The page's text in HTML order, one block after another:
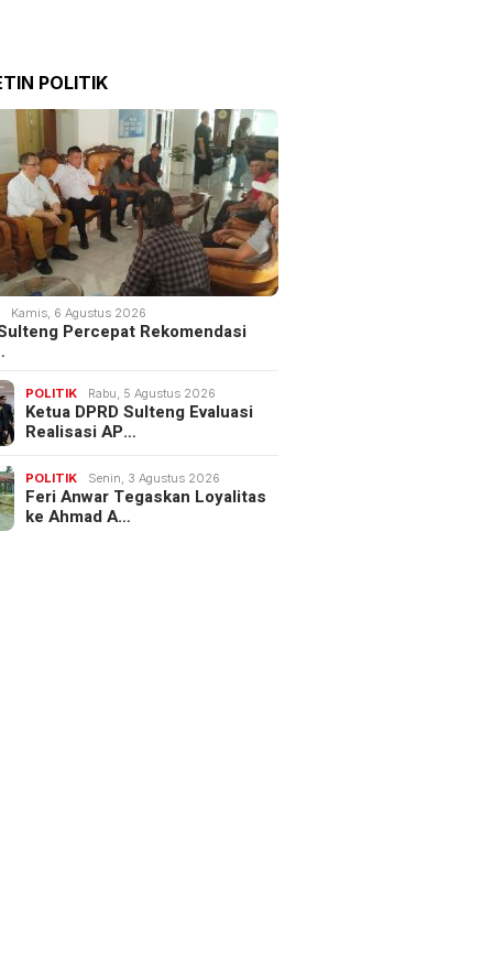
POLITIK
Kamis, 6 Agustus 2026
Percepat Rekomendasi
POLITIK Rabu, 5 Agustus 2026
Ketua DPRD Sulteng Evaluasi
Realisasi AP…
POLITIK Senin, 3 Agustus 2026
Feri Anwar Tegaskan Loyalitas
ke Ahmad A…